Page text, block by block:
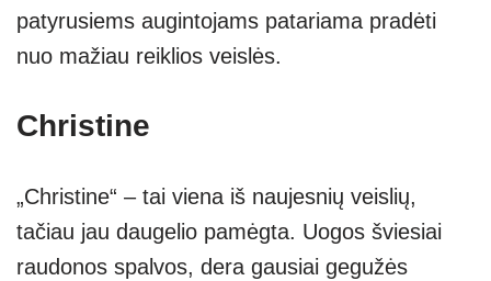
patyrusiems augintojams patariama pradėti
nuo mažiau reiklios veislės.
Christine
„Christine“ – tai viena iš naujesnių veislių,
tačiau jau daugelio pamėgta. Uogos šviesiai
raudonos spalvos, dera gausiai gegužės